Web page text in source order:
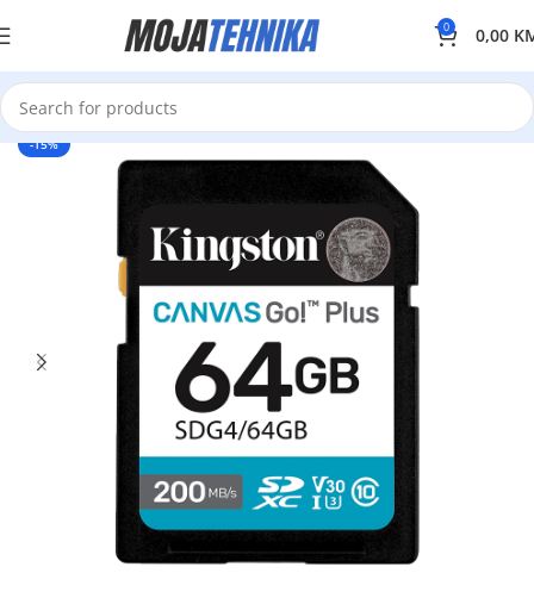
0 0,00
-15%